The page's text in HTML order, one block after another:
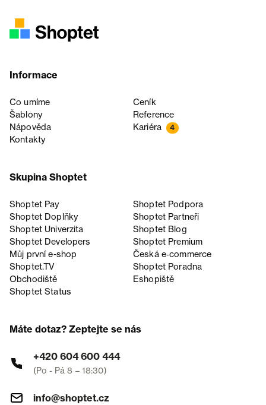
Informace
Co umíme
Ceník
Šablony
Reference
Nápověda
Kariéra 4
Kontakty
Skupina Shoptet
Shoptet Pay
Shoptet Podpora
Shoptet Doplňky
Shoptet Partneři
Shoptet Univerzita
Shoptet Blog
Shoptet Developers
Shoptet Premium
Můj první e-shop
Česká e‑commerce
Shoptet.TV
Shoptet Poradna
Obchodiště
Eshopiště
Shoptet Status
Máte dotaz? Zeptejte se nás
+420 604 600 444
(Po - Pá 8 – 18:30)
info@shoptet.cz